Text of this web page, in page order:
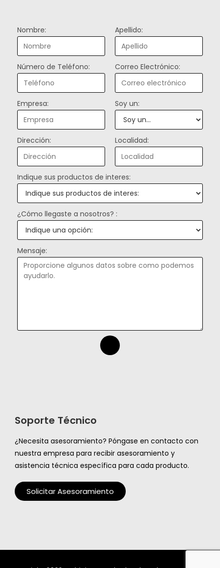
Nombre: Apellido:
Número de Teléfono: Correo Electrónico:
Empresa: Soy un:
Dirección: Localidad:
Indique sus productos de interes:
¿Cómo llegaste a nosotros? :
Mensaje:
Soporte Técnico
¿Necesita asesoramiento? Póngase en contacto con
nuestra empresa para recibir asesoramiento y
asistencia técnica específica para cada producto.
Solicitar Asesoramiento